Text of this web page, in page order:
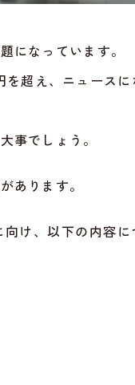
になっています。
超え、ニュースに
事でしょう。
あります。
け、以下の内容に